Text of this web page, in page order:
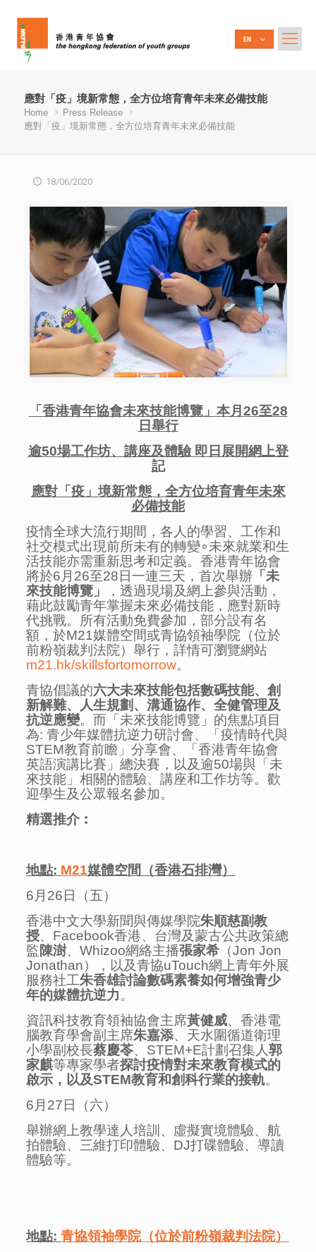
應對「疫」境新常態，全方位培育青年未來必備技能
Home
Press Release
應對「疫」境新常態，全方位培育青年未來必備技能
18/06/2020
「 香港青年協會未來技能博覽」 本月 26至28
日舉行
逾50場工作坊、講座及體驗 即日展開網上登
記
應對「疫」境新常態，全方位培育青年未來
必備技能
疫情全球大流行期間，各人的學習、工作和
社交模式出現前所未有的轉變∘未來就業和生
活技能亦需重新思考和定義。香港青年協會
將於6月26至28日一連三天，首次舉辦 「未
來技能博覽」
，透過現場及網上參與活動，
藉此鼓勵青年掌握未來必備技能，應對新時
代挑戰。所有活動免費參加，部分設有名
額，於M21媒體空間或青協領袖學院（位於
前粉嶺裁判法院）舉行，詳情可瀏覽網站
m21.hk/skillsfortomorrow。
青協倡議的六大未來技能包括數碼技能、創
新解難、人生規劃、溝通協作、全健管理及
抗逆應變。而「未來技能博覽」的焦點項目
為: 青少年媒體抗逆力研討會、「疫情時代與
STEM教育前瞻」分享會、「香港青年協會
英語演講比賽」總決賽，以及逾50場與「未
來技能」相關的體驗、講座和工作坊等。歡
迎學生及公眾報名參加。
精選推介︰
地點: M21媒體空間（香港石排灣）
6月26日（五）
香港中文大學新聞與傳媒學院朱順慈副教
授、Facebook香港、台灣及蒙古公共政策總
監陳澍、Whizoo網絡主播張家希 （Jon Jon
Jonathan），以及青協uTouch網上青年外展
服務社工朱香雄討論數碼素養如何增強青少
年的媒體抗逆力。
資訊科技教育領袖協會主席黃健威、香港電
腦教育學會副主席朱嘉添、天水圍循道衛理
小學副校長蔡慶苓、STEM+E計劃召集人郭
家麒等專家學者探討疫情對未來教育模式的
啟示，以及STEM教育和創科行業的接軌。
6月27日（六）
舉辦網上教學達人培訓、虛擬實境體驗、航
拍體驗、三維打印體驗、DJ打碟體驗、導讀
體驗等。
地點: 青協領袖學院（位於前粉嶺裁判法院）